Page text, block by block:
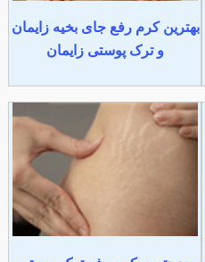
بهترین کرم رفع جای بخیه زایمان
و ترک پوستی زایمان